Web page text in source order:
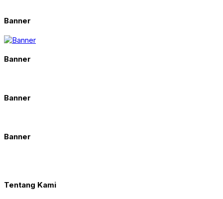
Banner
Banner
Banner
Banner
Tentang Kami